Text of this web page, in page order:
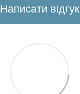
Написати відгук